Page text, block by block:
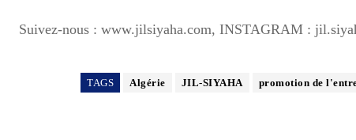
Suivez-nous : www.jilsiyaha.com, INSTAGRAM :
TAGS Algérie JIL-SIYAHA promotion de